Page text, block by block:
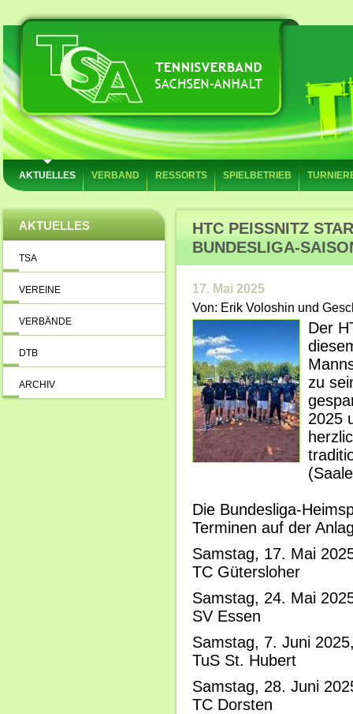
AKTUELLES VERBAND RESSORTS SPIELBETRIEB
AKTUELLES
TSA
VEREINE
VERBÄNDE
DTB
ARCHIV
HTC PEISSNITZ
UNDESLIGA-
17. Mai 2025
Von: Erik Voloshin und
Der
zu
2025
Die Bundesliga-
Terminen auf der
Samstag, 17. Mai
TC Gütersloher
Samstag, 24. Mai
SV Essen
Samstag, 7. Juni
TuS St. Hubert
Samstag, 28. Juni
TC Dorsten